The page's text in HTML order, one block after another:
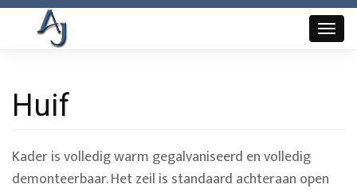
Overslaan
inhoud
gaan
Huif
Kader is volledig warm gegalvaniseerd en volledig
demonteerbaar. Het zeil is standaard achteraan open